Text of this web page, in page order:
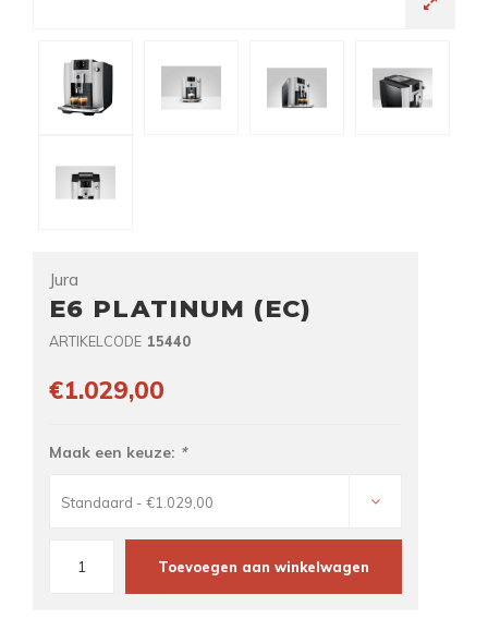
Jura
E6 PLATINUM (EC)
ARTIKELCODE 15440
€1.029,00
Maak een keuze: *
Standaard - €1.029,00
Toevoegen aan winkelwagen